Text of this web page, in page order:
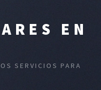
EN
SERVICIOS PARA